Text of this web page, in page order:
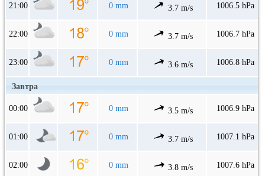
21:00 0 mm 3.7 m/s 1006.5 hPa
22:00 0 mm 3.7 m/s 1006.7 hPa
23:00 0 mm 3.6 m/s 1006.8 hPa
Завтра
00:00 0 mm 3.5 m/s 1006.9 hPa
01:00 0 mm 3.7 m/s 1007.1 hPa
02:00 0 mm 3.8 m/s 1007.6 hPa